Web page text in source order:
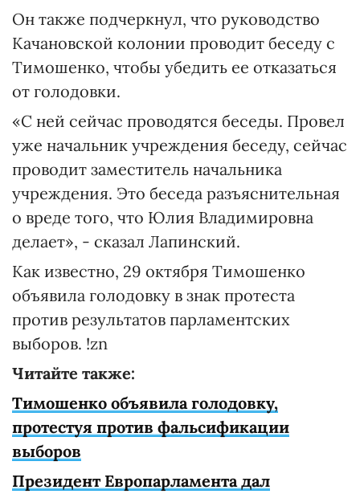
Он также подчеркнул, что руководство
Качановской колонии проводит беседу с
Тимошенко, чтобы убедить ее отказаться
от голодовки.
«С ней сейчас проводятся беседы. Провел
уже начальник учреждения беседу, сейчас
проводит заместитель начальника
учреждения. Это беседа разъяснительная
о вреде того, что Юлия Владимировна
делает», - сказал Лапинский.
Как известно, 29 октября Тимошенко
объявила голодовку в знак протеста
против результатов парламентских
выборов. !zn
Читайте также:
Тимошенко объявила голодовку,
протестуя против фальсификации
выборов
Президент Европарламента дал